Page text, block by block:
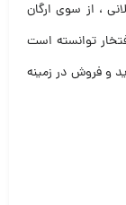
، از سوی ارگان
توانسته است
و فروش در زمینه